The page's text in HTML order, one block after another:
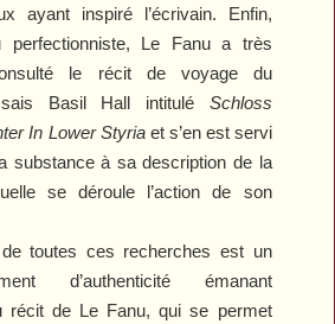
ayant inspiré l’écrivain. Enfin,
perfectionniste, Le Fanu a très
le récit de voyage du
Basil Hall intitulé Schloss
In Lower Styriaet s’en est servi
substance à sa description de la
se déroule l’action de son
toutes ces recherches est un
d’authenticité émanant
récit de Le Fanu, qui se permet